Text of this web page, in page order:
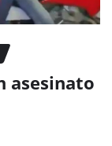
asesinato